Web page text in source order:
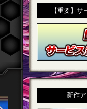
【重要】
新作